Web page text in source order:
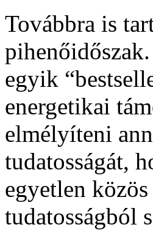
Továbbra is
egyik
energetikai
elmélyíteni
tudatosságát,
egyetlen
tudatosságból